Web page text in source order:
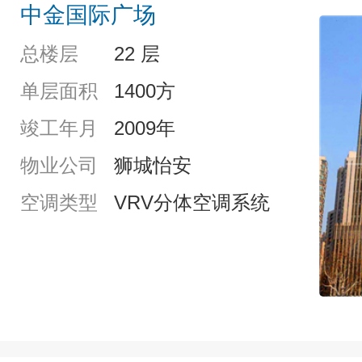
中金国际广场
总楼层
22 层
单层面积
1400方
竣工年月
2009年
物业公司
狮城怡安
空调类型
VRV分体空调系统